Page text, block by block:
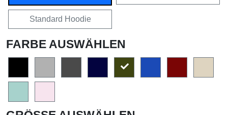
Standard Hoodie
FARBE AUSWÄHLEN